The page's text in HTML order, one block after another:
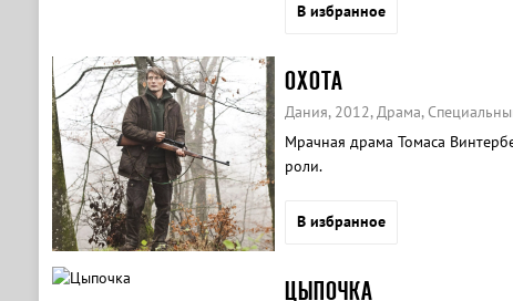
В избранное
ОХОТА
Дания, 2012, Драма,
Мрачная драма Томаса
роли.
В избранное
ЦЫПОЧКА